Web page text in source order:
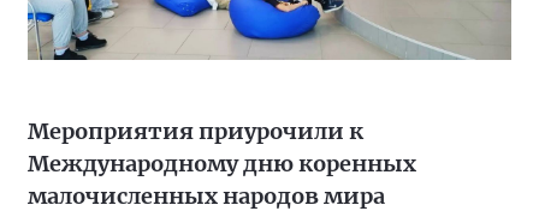
Мероприятия приурочили к
Международному дню коренных
малочисленных народов мира